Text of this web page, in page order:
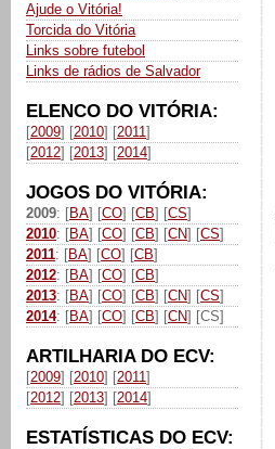
Ajude o Vitória!
Torcida do Vitória
Links sobre futebol
Links de rádios de Salvador
ELENCO DO VITÓRIA:
[2009] [2010] [2011]
[2012] [2013] [2014]
JOGOS DO VITÓRIA:
2009: [BA] [CO] [CB] [CS]
2010: [BA] [CO] [CB] [CN] [CS]
2011: [BA] [CO] [CB]
2012: [BA] [CO] [CB]
2013: [BA] [CO] [CB] [CN] [CS]
2014: [BA] [CO] [CB] [CN] [CS]
ARTILHARIA DO ECV:
[2009] [2010] [2011]
[2012] [2013] [2014]
ESTATÍSTICAS DO ECV: